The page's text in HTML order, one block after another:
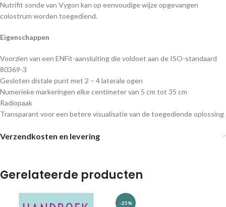
Nutrifit sonde van Vygon kan op eenvoudige wijze opgevangen
colostrum worden toegediend.
Eigenschappen
Voorzien van een ENFit-aansluiting die voldoet aan de ISO-standaard
80369-3
Gesloten distale punt met 2 – 4 laterale ogen
Numerieke markeringen elke centimeter van 5 cm tot 35 cm
Radiopaak
Transparant voor een betere visualisatie van de toegediende oplossing
Verzendkosten en levering
Gerelateerde producten
-25%